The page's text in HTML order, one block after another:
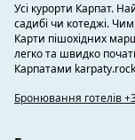
Усі курорти Карпат.
садибі чи котеджі.
Карти пішохідних
легко та швидко
Карпатами
Бронювання готелів